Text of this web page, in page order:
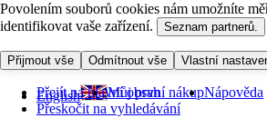
Povolením souborů cookies nám umožníte
identifikovat vaše zařízení.
Seznam partnerů.
Přijmout vše Odmítnout vše Vlastní
Přejít na hlavní obsah
Přeskočit na vyhledávání
English Můj první nákupNápověda